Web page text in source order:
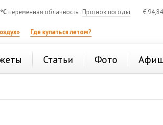
переменная облачность Прогноз погоды € 94,84
Где купаться летом?
Статьи Фото